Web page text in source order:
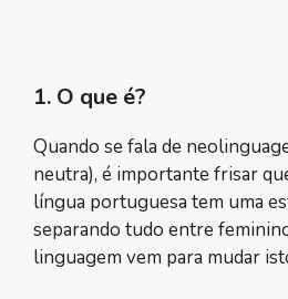
1. O que é?
Quando se fala de
neutra), é importante frisar
língua portuguesa tem uma
separando tudo entre
linguagem vem para mudar